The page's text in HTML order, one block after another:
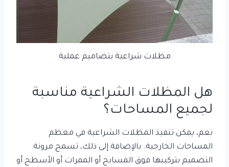
مظلات شراعية بتصاميم عملية
هل المظلات الشراعية مناسبة
لجميع المساحات؟
نعم، يمكن تنفيذ المظلات الشراعية في معظم
المساحات الخارجية. بالإضافة إلى ذلك، تسمح مرونة
التصميم بتركيبها فوق المسابح أو الممرات أو الأسطح أو